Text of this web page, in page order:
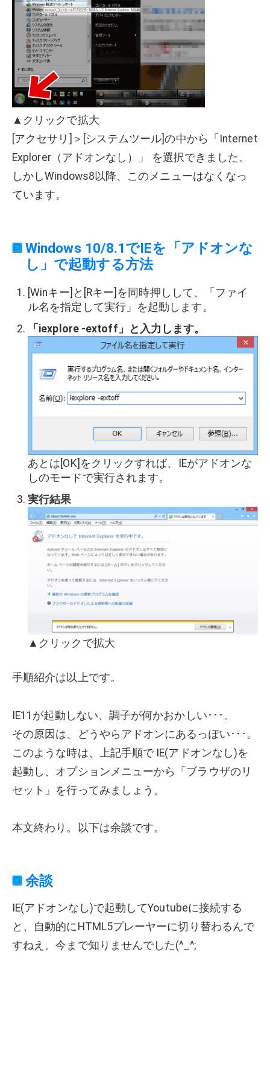
▲クリックで拡大
[アクセサリ]＞[システムツール]の中から「Internet
Explorer（アドオンなし）」 を選択できました。
しかしWindows8以降、このメニューはなくなっ
ています。
Windows 10/8.1でIEを「アドオンな
し」で起動する方法
[Winキー]と[Rキー]を同時押しして、「ファイ
ル名を指定して実行」を起動します。
「iexplore -extoff」と入力します。
あとは[OK]をクリックすれば、IEがアドオンな
しのモードで実行されます。
実行結果
▲クリックで拡大
手順紹介は以上です。
IE11が起動しない、調子が何かおかしい･･･。
その原因は、どうやらアドオンにあるっぽい･･･。
このような時は、上記手順で IE(アドオンなし)を
起動し、オプションメニューから「ブラウザのリ
セット」を行ってみましょう。
本文終わり。以下は余談です。
余談
IE(アドオンなし)で起動してYoutubeに接続する
と、自動的にHTML5プレーヤーに切り替わるんで
すねえ。今まで知りませんでした(^_^;